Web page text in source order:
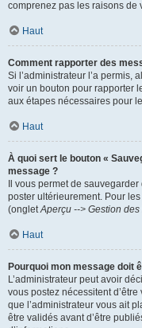
comprenez pas les raisons de
Haut
Comment rapporter des
Si l’administrateur l’a permis,
voir un bouton pour rapporter
aux étapes nécessaires pour
Haut
À quoi sert le bouton «
message ?
Il vous permet de
poster ultérieurement. Pour
(ongletAperçu --> Gestion
Haut
Pourquoi mon message doit
L’administrateur peut avoir
vous postez nécessitent
que l’administrateur vous ait
être validés avant d’être